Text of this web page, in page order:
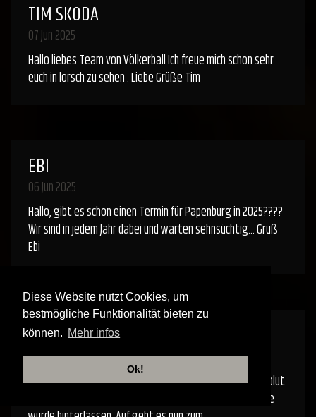
Diese Website nutzt Cookies, um
bestmögliche Funktionalität bieten zu
können. Mehr infos
Ok!
TIM SKODA
07 Jun 2025
Hallo liebes Team von Völkerball Ich freue mich schon sehr
euch in lorsch zu sehen . Liebe Grüße Tim
EBI
06 Jun 2025
Hallo, gibt es schon einen Termin für Papenburg in 2025????
Wir sind in jedem Jahr dabei und warten sehnsüchtig... Gruß
Ebi
ROBERT
31 Mai 2025
Fantastisches Konzert eben in Aschersleben erlebt, absolut
grandios - ich bin restlos begeistert! Ein Abo auf YouTube